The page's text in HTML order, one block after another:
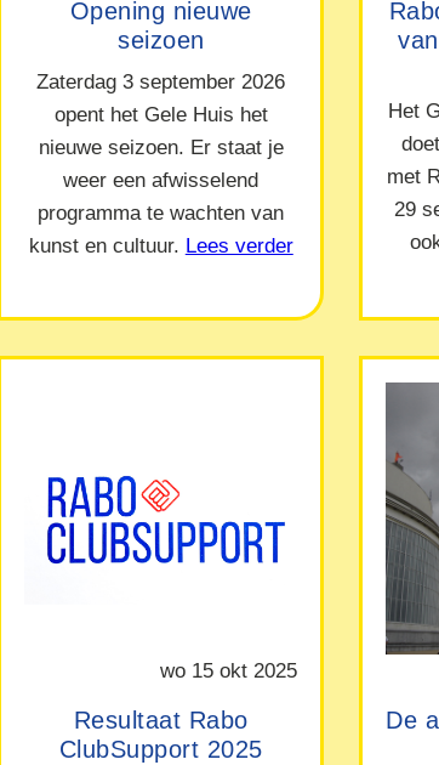
Opening nieuwe
seizoen
Zaterdag 3 september 2026
opent het Gele Huis het
nieuwe seizoen. Er staat je
weer een afwisselend
programma te wachten van
kunst en cultuur. Lees verder
Het
met
29
wo 15 okt 2025
Resultaat Rabo
ClubSupport 2025
De